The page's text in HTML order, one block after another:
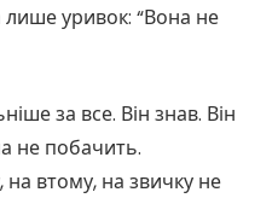
уривок: “Вона не
за все. Він знав. Він
не побачить.
на втому, на звичку не